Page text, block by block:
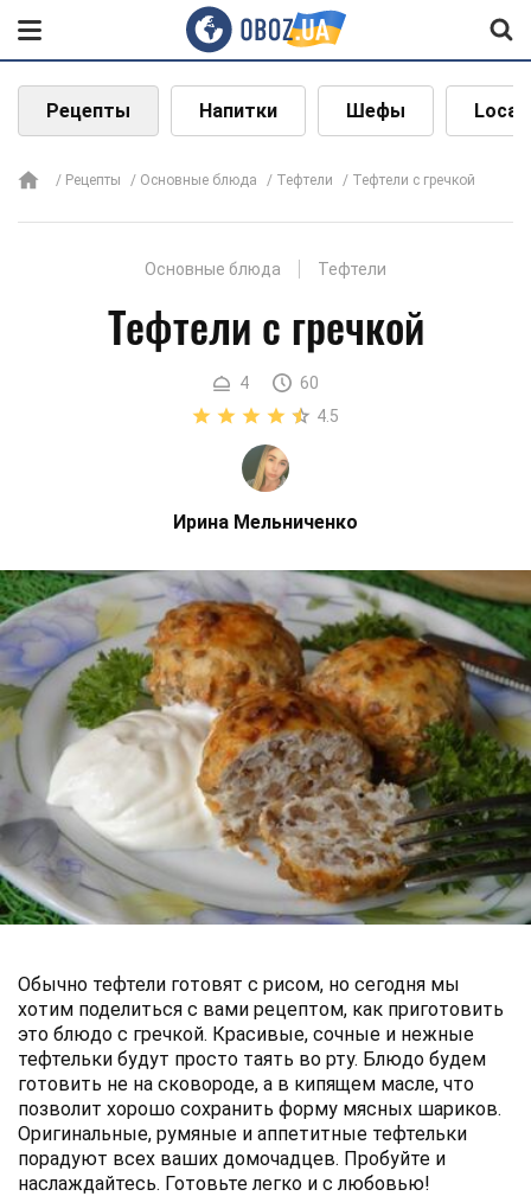
Рецепты Напитки Шефы Local
Рецепты Основные блюда Тефтели Тефтели с гречкой
Основные блюда Тефтели
Тефтели с гречкой
4
60
4.5
Ирина Мельниченко
Обычно тефтели готовят с рисом, но сегодня мы
хотим поделиться с вами рецептом, как приготовить
это блюдо с гречкой. Красивые, сочные и нежные
тефтельки будут просто таять во рту. Блюдо будем
готовить не на сковороде, а в кипящем масле, что
позволит хорошо сохранить форму мясных шариков.
Оригинальные, румяные и аппетитные тефтельки
порадуют всех ваших домочадцев. Пробуйте и
наслаждайтесь. Готовьте легко и с любовью!